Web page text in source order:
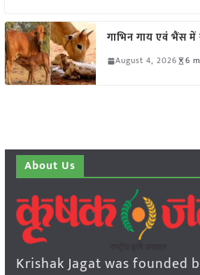
गाभिन गाय एवं भैंस
August 4, 2026 6
About Us
Krishak Jagat was founded